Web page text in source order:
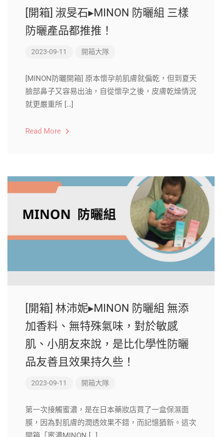
[開箱] 淑旻石▸MINON 防曬組 三樣
防曬產品都推推！
2023-09-11 開箱大隊
[MINON防曬開箱] 原本懷孕前肌膚就偏乾，但到夏天
臉部鼻子又容易出油，自從懷孕之後，皮膚乾燥情況
就更嚴重所 […]
Read More
[開箱] 林沛妮▸MINON 防曬組 無添
加香料、無特殊氣味，對於敏感
肌、小朋友來說，是比化學性防曬
品友善且效果持久些！
2023-09-11 開箱大隊
第一次接觸蜜濃，是在日本藥妝店買了一盒保濕面
膜，因為對肌膚的潤透效果不錯，而記憶猶新。這次